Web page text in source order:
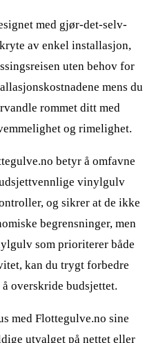
med gjør-det-selv-
av enkel installasjon,
uten behov for
mens du
rommet ditt med
og rimelighet.
betyr å omfavne
vinylgulv
og sikrer at de ikke
begrensninger, men
som prioriterer både
kan du trygt forbedre
overskride budsjettet.
med Flottegulve.no sine
utvalget på nettet eller